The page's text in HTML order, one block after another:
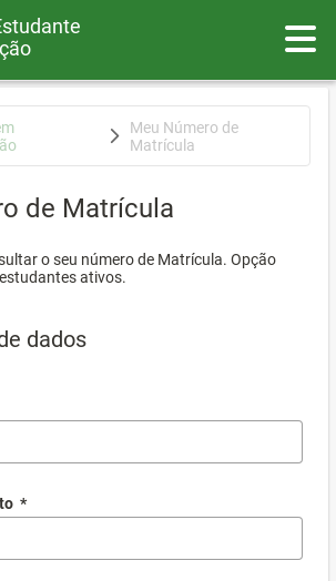
Meu Número de
Matrícula
de Matrícula
o seu número de Matrícula. Opção
ativos.
dados
*